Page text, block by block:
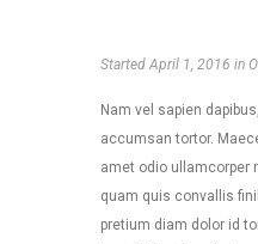
Started April 1, 2016 in
Nam vel sapien
accumsan tortor.
amet odio ullamcorper
quam quis convallis
pretium diam dolor id